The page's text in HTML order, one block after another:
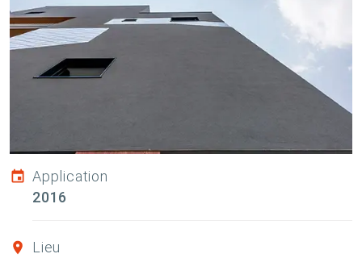
Application
2016
Lieu